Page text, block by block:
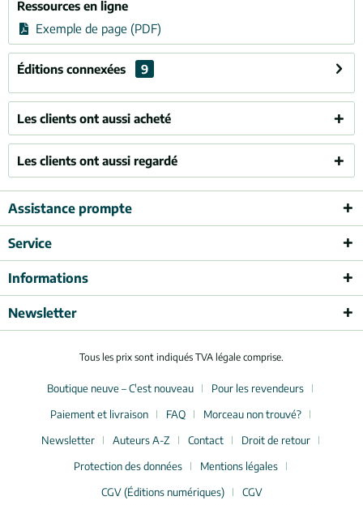
Ressources en ligne
Exemple de page (PDF)
Éditions connexées 9
Les clients ont aussi acheté
Les clients ont aussi regardé
Assistance prompte
Service
Informations
Newsletter
Tous les prix sont indiqués TVA légale comprise.
Boutique neuve – C'est nouveau
Pour les revendeurs
Paiement et livraison
FAQ
Morceau non trouvé?
Newsletter
Auteurs A-Z Contact
Droit de retour
Protection des données
Mentions légales
CGV (Éditions numériques)
CGV